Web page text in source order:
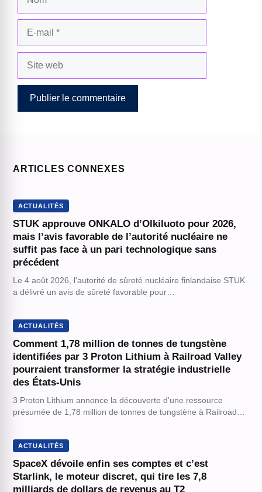
ARTICLES CONNEXES
ACTUALITÉS
STUK approuve ONKALO d’Olkiluoto pour 2026,
mais l’avis favorable de l’autorité nucléaire ne
suffit pas face à un pari technologique sans
précédent
Le 4 août 2026, l'autorité de sûreté nucléaire finlandaise STUK
a délivré un avis de sûreté favorable pour…
ACTUALITÉS
Comment 1,78 million de tonnes de tungstène
identifiées par 3 Proton Lithium à Railroad Valley
pourraient transformer la stratégie industrielle
des États-Unis
3 Proton Lithium annonce la découverte d'une ressource
présumée de 1,78 million de tonnes de tungstène à Railroad…
ACTUALITÉS
SpaceX dévoile enfin ses comptes et c’est
Starlink, le moteur discret, qui tire les 7,8
milliards de dollars de revenus au T2